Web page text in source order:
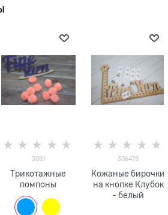
3081
Трикотажные
помпоны
306478
Кожаные бирочки
на кнопке Клубок
- белый